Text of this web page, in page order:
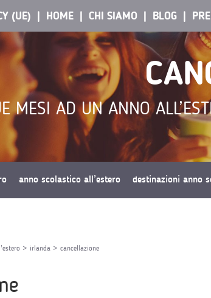
BLOG
CHI SIAMO
HOME
(UE)
MESI AD UN ANNO
anno scolastico all’estero destinazioni anno
> irlanda > cancellazione